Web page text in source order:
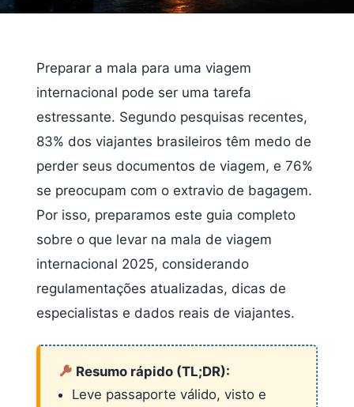
Preparar a mala para uma viagem
internacional pode ser uma tarefa
estressante. Segundo pesquisas recentes,
83% dos viajantes brasileiros têm medo de
perder seus documentos de viagem, e 76%
se preocupam com o extravio de bagagem.
Por isso, preparamos este guia completo
sobre o que levar na mala de viagem
internacional 2025, considerando
regulamentações atualizadas, dicas de
especialistas e dados reais de viajantes.
Resumo rápido (TL;DR):
Leve passaporte válido, visto e